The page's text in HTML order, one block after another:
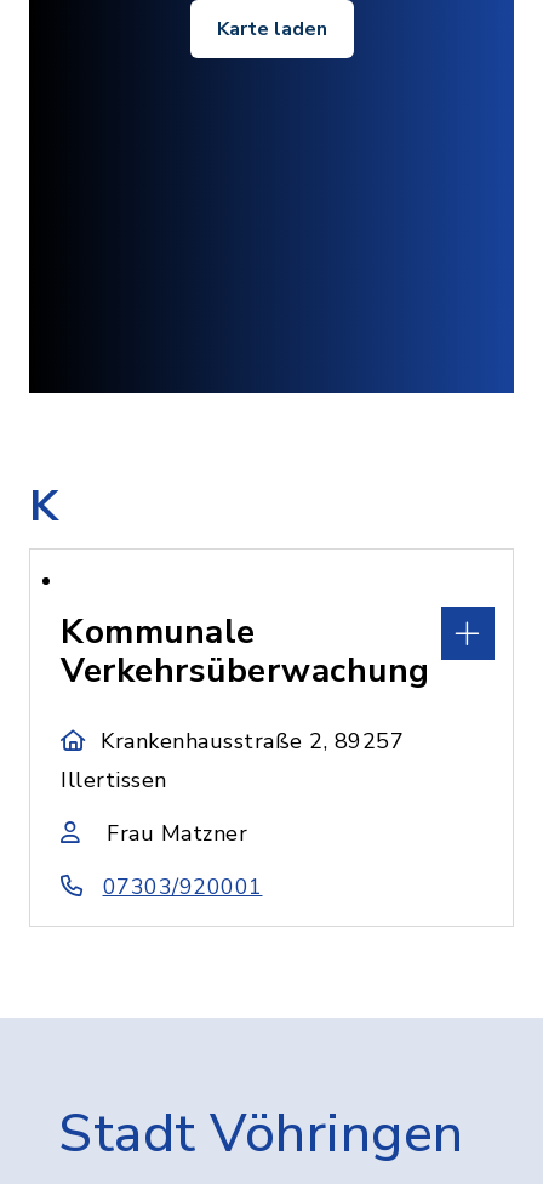
Karte laden
K
Kommunale
Verkehrsüberwachung
Krankenhausstraße 2, 89257
Illertissen
Frau Matzner
07303/920001
Stadt Vöhringen